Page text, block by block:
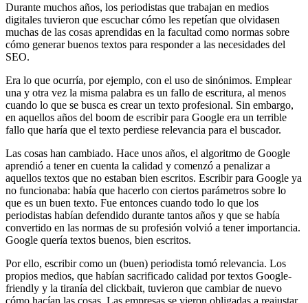
Durante muchos años, los periodistas que trabajan en medios
digitales tuvieron que escuchar cómo les repetían que olvidasen
muchas de las cosas aprendidas en la facultad como normas sobre
cómo generar buenos textos para responder a las necesidades del
SEO.
Era lo que ocurría, por ejemplo, con el uso de sinónimos. Emplear
una y otra vez la misma palabra es un fallo de escritura, al menos
cuando lo que se busca es crear un texto profesional. Sin embargo,
en aquellos años del boom de escribir para Google era un terrible
fallo que haría que el texto perdiese relevancia para el buscador.
Las cosas han cambiado. Hace unos años, el algoritmo de Google
aprendió a tener en cuenta la calidad y comenzó a penalizar a
aquellos textos que no estaban bien escritos. Escribir para Google ya
no funcionaba: había que hacerlo con ciertos parámetros sobre lo
que es un buen texto. Fue entonces cuando todo lo que los
periodistas habían defendido durante tantos años y que se había
convertido en las normas de su profesión volvió a tener importancia.
Google quería textos buenos, bien escritos.
Por ello, escribir como un (buen) periodista tomó relevancia. Los
propios medios, que habían sacrificado calidad por textos Google-
friendly y la tiranía del clickbait, tuvieron que cambiar de nuevo
cómo hacían las cosas. Las empresas se vieron obligadas a reajustar